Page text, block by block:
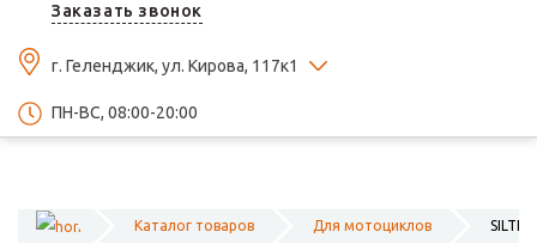
Заказать звонок
г. Геленджик, ул. Кирова, 117к1
ПН-ВС, 08:00-20:00
Каталог товаров Для мотоциклов